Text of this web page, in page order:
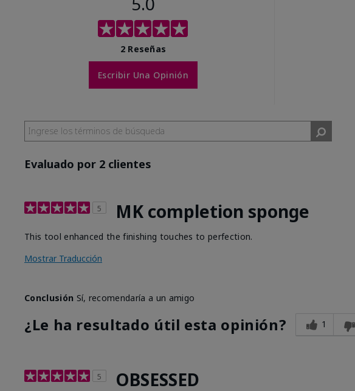
2 Reseñas
Escribir Una Opinión
Evaluado por 2 clientes
5 MK completion sponge
This tool enhanced the finishing touches to perfection.
Mostrar Traducción
Conclusión Sí, recomendaría a un amigo
¿Le ha resultado útil esta opinión? 1
5 OBSESSED